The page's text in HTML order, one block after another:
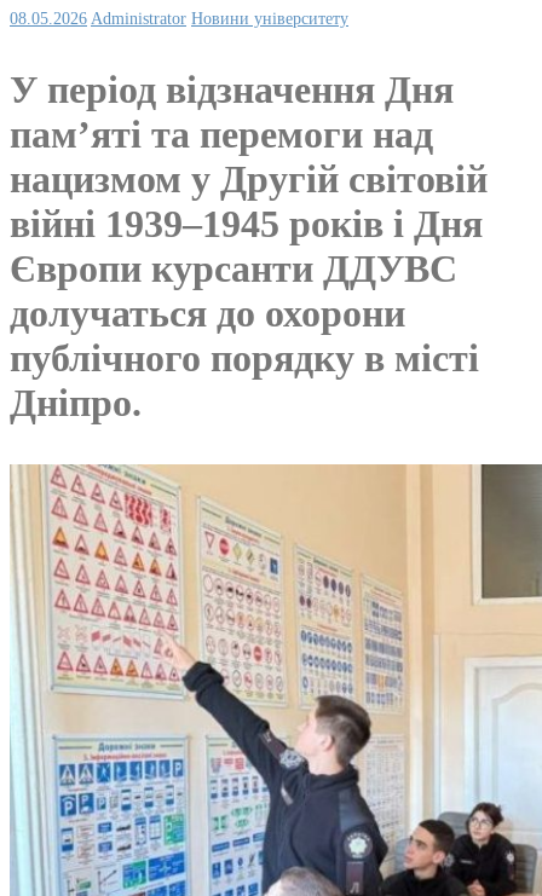
08.05.2026 Administrator Новини університету
У період відзначення Дня
пам’яті та перемоги над
нацизмом у Другій світовій
війні 1939–1945 років і Дня
Європи курсанти ДДУВС
долучаться до охорони
публічного порядку в місті
Дніпро.